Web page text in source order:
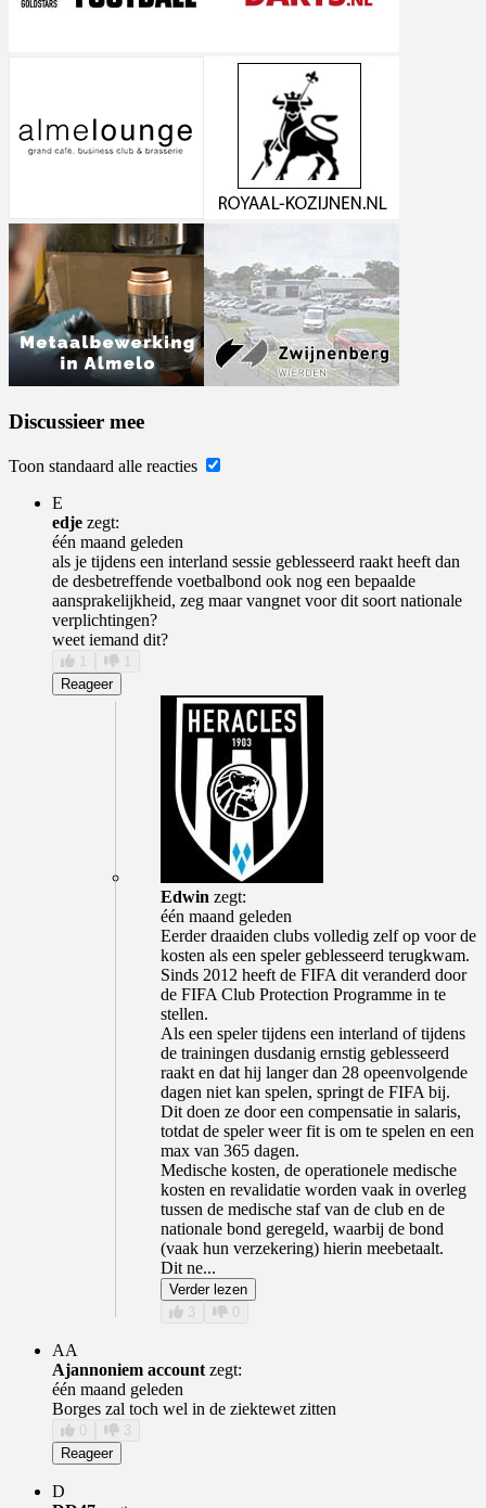
Discussieer mee
Toon standaard alle reacties
E
edje zegt:
één maand geleden
als je tijdens een interland sessie geblesseerd raakt heeft dan
de desbetreffende voetbalbond ook nog een bepaalde
aansprakelijkheid, zeg maar vangnet voor dit soort nationale
verplichtingen?
weet iemand dit?
1
1
Reageer
Edwin zegt:
één maand geleden
Eerder draaiden clubs volledig zelf op voor de
kosten als een speler geblesseerd terugkwam.
Sinds 2012 heeft de FIFA dit veranderd door
de FIFA Club Protection Programme in te
stellen.
​Als een speler tijdens een interland of tijdens
de trainingen dusdanig ernstig geblesseerd
raakt en dat hij langer dan 28 opeenvolgende
dagen niet kan spelen, springt de FIFA bij.
Dit doen ze door een compensatie in salaris,
totdat de speler weer fit is om te spelen en een
max van 365 dagen.
Medische kosten, de operationele medische
kosten en revalidatie worden vaak in overleg
tussen de medische staf van de club en de
nationale bond geregeld, waarbij de bond
(vaak hun verzekering) hierin meebetaalt.
​Dit ne...
Verder lezen
3
0
AA
Ajannoniem account zegt:
één maand geleden
Borges zal toch wel in de ziektewet zitten
0
3
Reageer
D